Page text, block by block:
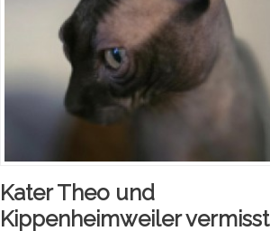
Kater Theo und
Kippenheimweiler vermisst